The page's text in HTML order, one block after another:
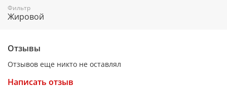
Фильтр
Жировой
Отзывы
Отзывов еще никто не оставлял
Написать отзыв